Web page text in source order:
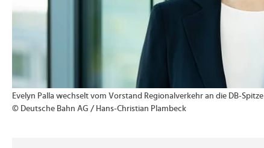
Evelyn Palla wechselt vom Vorstand Regionalverkehr an die DB-Spitze
© Deutsche Bahn AG / Hans-Christian Plambeck